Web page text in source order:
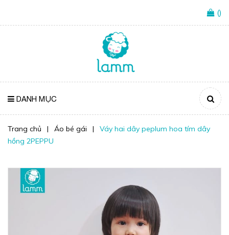
()
DANH MỤC
Trang chủ | Áo bé gái |
Váy hai dây peplum hoa tím dây
hồng 2PEPPU